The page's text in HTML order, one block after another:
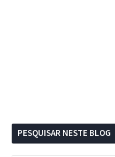
PESQUISAR NESTE BLOG